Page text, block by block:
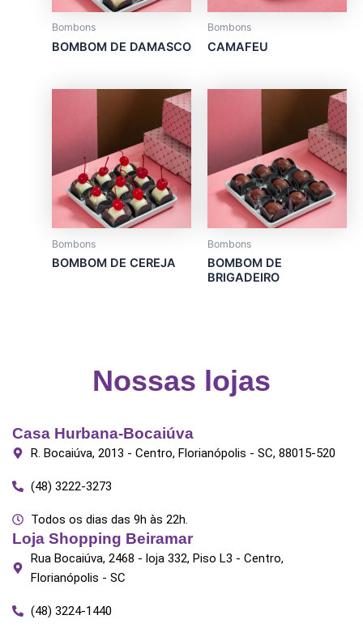
Bombons
BOMBOM DE DAMASCO
Bombons
CAMAFEU
Bombons
BOMBOM DE CEREJA
Bombons
BOMBOM DE
BRIGADEIRO
Nossas lojas
Casa Hurbana-Bocaiúva
R. Bocaiúva, 2013 - Centro, Florianópolis - SC, 88015-520
(48) 3222-3273
Todos os dias das 9h às 22h.
Loja Shopping Beiramar
Rua Bocaiúva, 2468 - loja 332, Piso L3 - Centro,
Florianópolis - SC
(48) 3224-1440